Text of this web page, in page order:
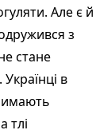
Але є й
з
стане
в
тлі